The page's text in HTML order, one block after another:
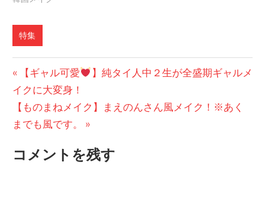
特集
投
稿
ナ
ゲ
前
の
投
稿:
【ギャル可愛
】純タイ人中２生が全盛期ギャルメ
イクに大変身！
次
の
稿:
【ものまねメイク】まえのんさん風メイク！※あく
までも風です。
コメントを残す